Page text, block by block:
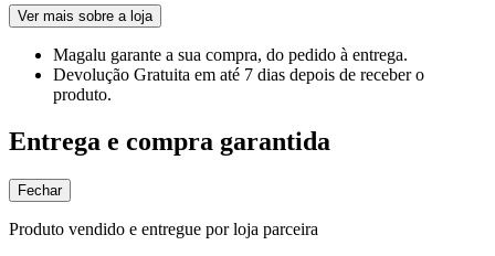
Ver mais sobre a loja
Magalu garante a sua compra, do pedido à entrega.
Devolução Gratuita em até 7 dias depois de receber o
produto.
Entrega e compra garantida
Fechar
Produto vendido e entregue por loja parceira